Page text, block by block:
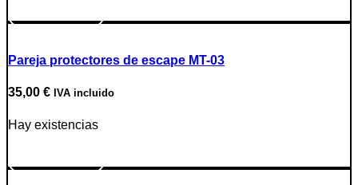
Pareja protectores de escape MT-03
35,00 € IVA incluido
Hay existencias